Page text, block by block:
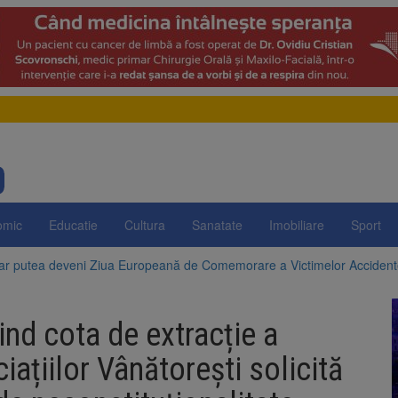
Educatie Cultura Sanatate Imobiliare Sport
putea deveni Ziua Europeană de Comemorare a Victimelor
la apelul pentru reducerea consumului de energie. Nivelul
pentru Iluminat cere reducerea luminii pe timpul nopții, nu
cota de extracție a
Vânătorești solicită